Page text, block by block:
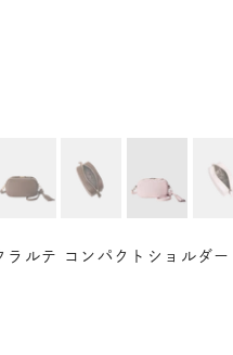
ラルテ コンパクトショルダー